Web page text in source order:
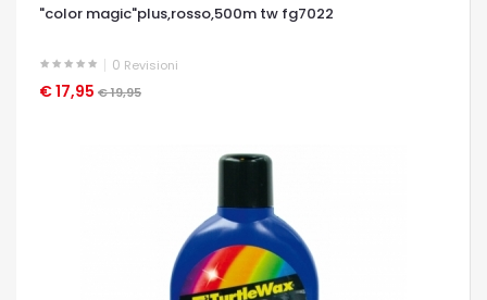
"color magic"plus,rosso,500m tw fg7022
0 Revisioni
€ 17,95 € 19,95
OCCHIATA VELOCE